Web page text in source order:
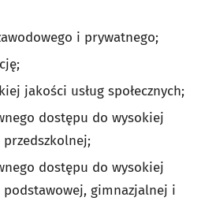
i prywatnego;
jakości usług społecznych;
dostępu do wysokiej
dostępu do wysokiej
gimnazjalnej i